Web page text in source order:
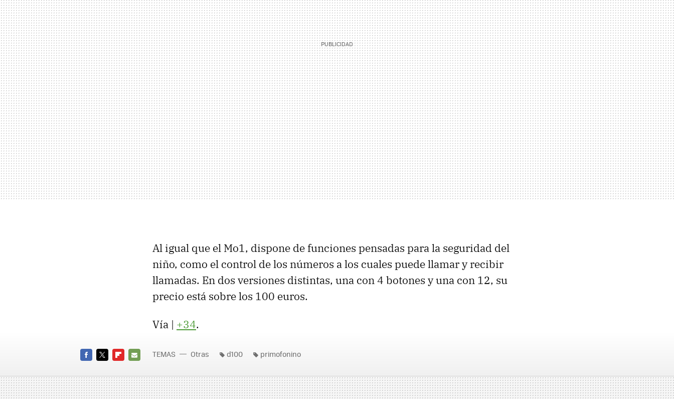
Al igual que el Mo1, dispone de funciones pensadas para la seguridad del
niño, como el control de los números a los cuales puede llamar y recibir
llamadas. En dos versiones distintas, una con 4 botones y una con 12, su
precio está sobre los 100 euros.
Vía | +34.
MAIL
TEMAS Otras d100 primofonino